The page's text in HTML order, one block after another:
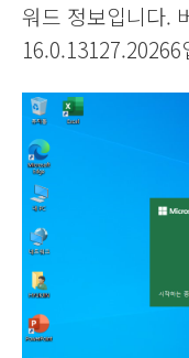
워드 정보입니다.
16.0.13127.20266